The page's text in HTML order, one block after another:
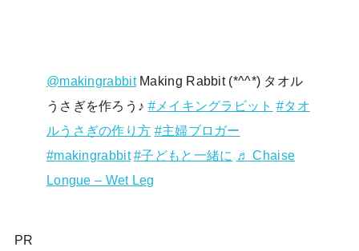
@makingrabbitMaking Rabbit (*^^*) タオル
うさぎを作ろう♪ #メイキングラビット #タオ
ルうさぎの作り方 #主婦ブロガー
#makingrabbit #子どもと一緒に ♬ Chaise
Longue – Wet Leg
PR